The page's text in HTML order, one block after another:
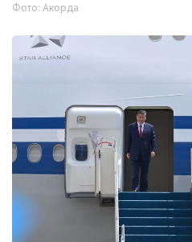
Фото: Акорда